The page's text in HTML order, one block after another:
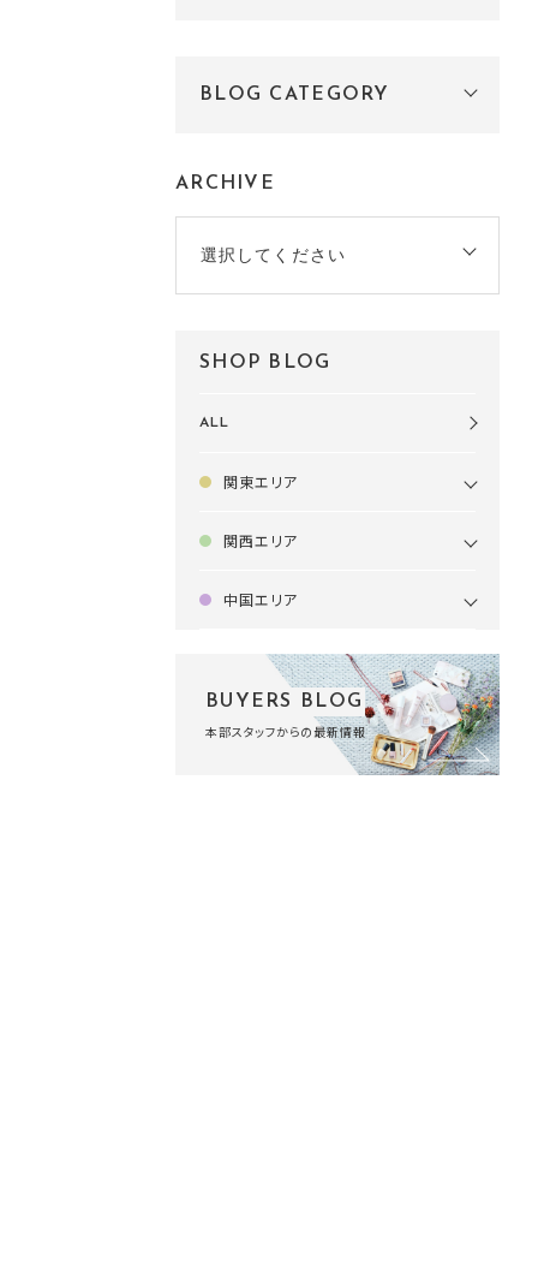
BLOG CATEGORY
ARCHIVE
選択してください
SHOP BLOG
ALL
関東エリア
関西エリア
中国エリア
BUYERS BLOG
本部スタッフからの最新情報